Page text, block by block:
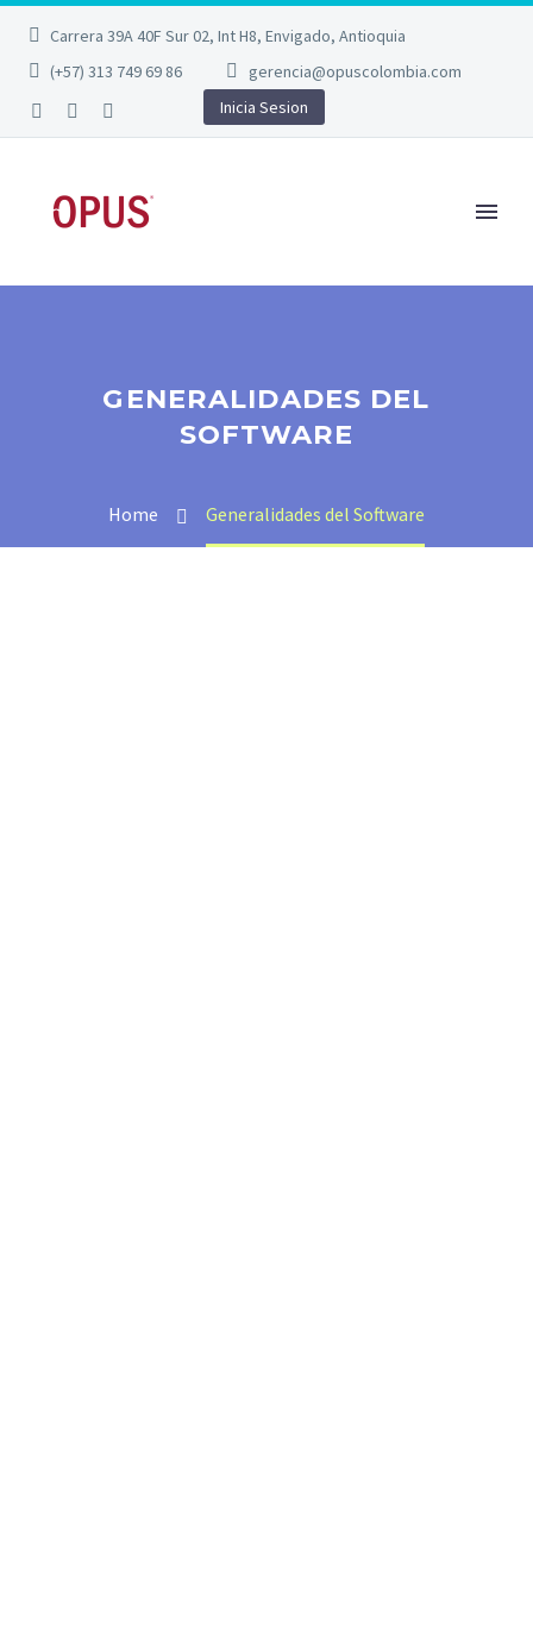
Carrera 39A 40F Sur 02, Int H8, Envigado, Antioquia
(+57) 313 749 69 86
gerencia@opuscolombia.com
Inicia Sesion
GENERALIDADES DEL
SOFTWARE
Home Generalidades del Software